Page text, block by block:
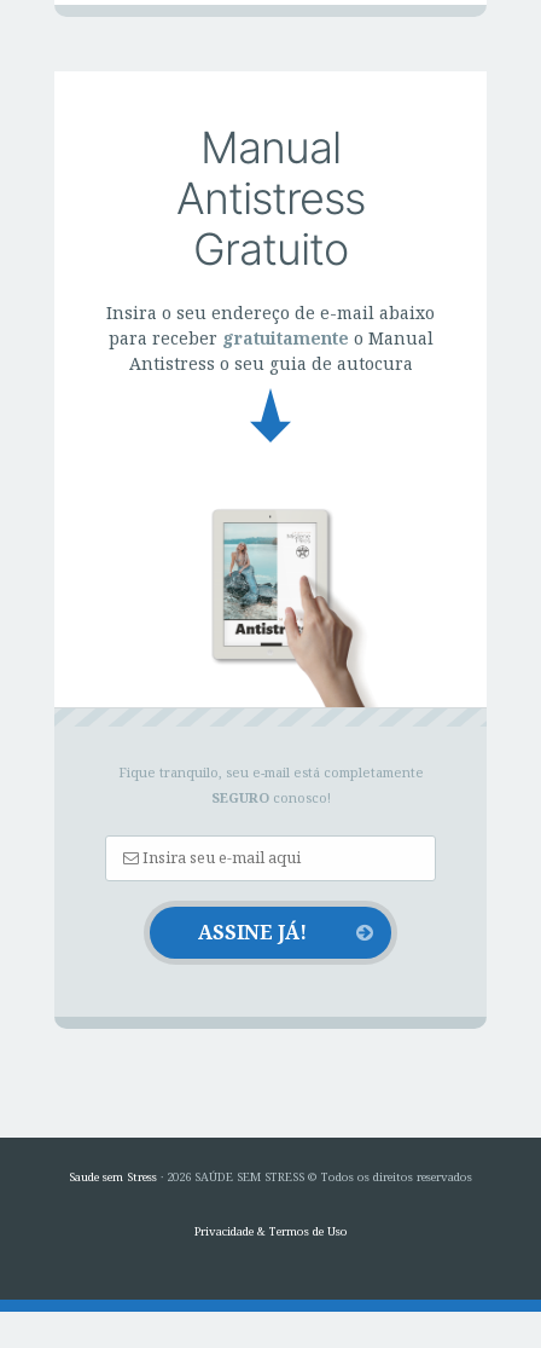
Manual
Antistress
Gratuito
Insira o seu endereço de e-mail abaixo
para receber gratuitamente o Manual
Antistress o seu guia de autocura
Fique tranquilo, seu e-mail está completamente
SEGUROconosco!
Saude sem Stress · 2026 SAÚDE SEM STRESS © Todos os direitos reservados
Privacidade & Termos de Uso